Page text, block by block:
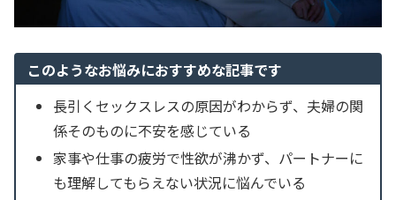
このようなお悩みにおすすめな記事です
長引くセックスレスの原因がわからず、夫婦の関
係そのものに不安を感じている
家事や仕事の疲労で性欲が沸かず、パートナーに
も理解してもらえない状況に悩んでいる